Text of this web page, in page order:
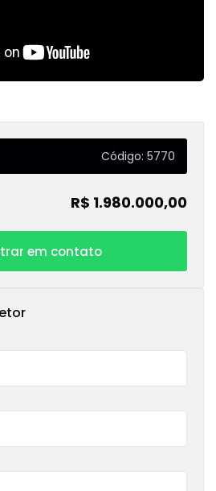
Código: 5770
R$ 1.980.000,00
em contato